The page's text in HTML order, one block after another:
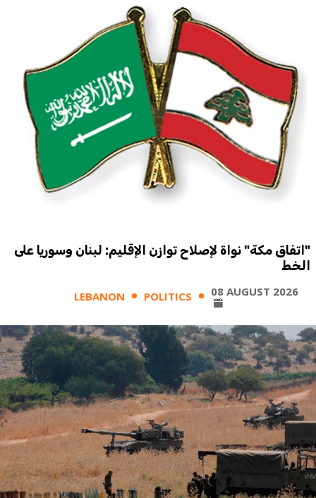
"اتفاق مكة" نواة لإصلاح توازن الإقليم: لبنان وسوريا على
الخط
LEBANON POLITICS 08 AUGUST 2026